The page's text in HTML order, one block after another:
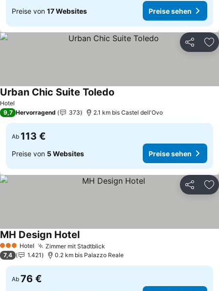
Preise von 17 Websites Preise sehen
Teilen
Hotel
Urban Chic Suite Toledo
9,7 Hervorragend 373 2.1 km bis Castel dell'Ovo
Ab 113 €
Preise von 5 Websites Preise sehen
Teilen
3 SterneHotel Zimmer mit Stadtblick
MH Design HotelPreise sehen
7,4 1.421 0.2 km bis Palazzo Reale
Ab 76 €